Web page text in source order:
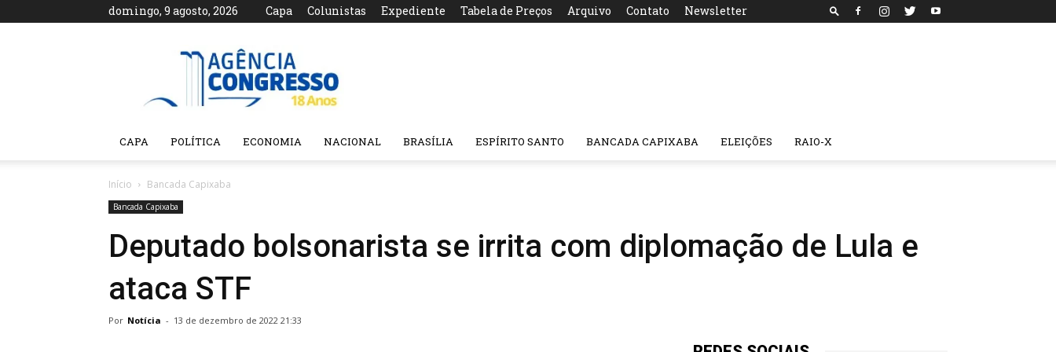
domingo, 9 agosto, 2026 Capa Colunistas Expediente Tabela de Preços Arquivo Contato Newsletter
Agência
CAPA POLÍTICA ECONOMIA NACIONAL BRASÍLIA ESPÍRITO SANTO BANCADA CAPIXABA ELEIÇÕES RAIO-X
Início Bancada Capixaba
Bancada Capixaba
Deputado bolsonarista se irrita com diplomação de Lula e
ataca STF
Por Notícia - 13 de dezembro de 2022 21:33